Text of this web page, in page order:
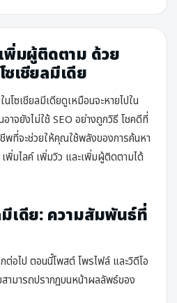
พิ่มผู้ติดตาม ด้วย
ซเชียลมีเดีย
โซเชียลมีเดียดูเหมือนจะหายไปใน
าจยังไม่ใช้ SEO อย่างถูกวิธี โชคดีที่
พที่จะช่วยให้คุณใช้พลังของการค้นหา
พิ่มไลค์ เพิ่มวิว และเพิ่มผู้ติดตามได้
มีเดีย: ความสัมพันธ์ที่
ต่อไป ตอนนี้โพสต์ โพรไฟล์ และวิดีโอ
ามารถปรากฏบนหน้าผลลัพธ์ของ